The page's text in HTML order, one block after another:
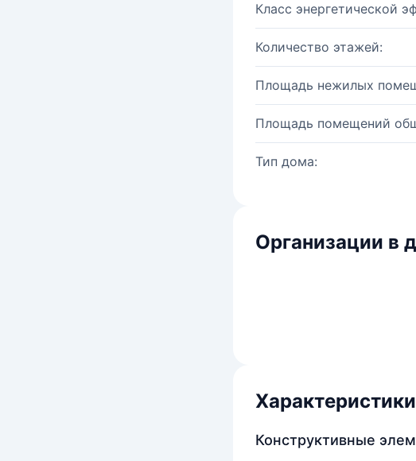
Класс энергетической
Количество этажей:
Площадь нежилых
Площадь помещений
Тип дома:
Организации в
Характеристики
Конструктивные